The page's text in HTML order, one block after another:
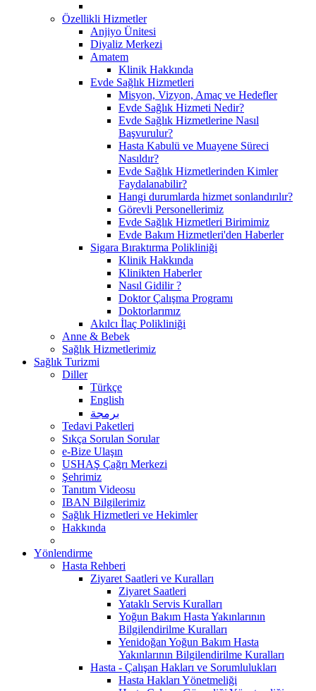
Özellikli Hizmetler
Anjiyo Ünitesi
Diyaliz Merkezi
Amatem
Klinik Hakkında
Evde Sağlık Hizmetleri
Misyon, Vizyon, Amaç ve Hedefler
Evde Sağlık Hizmeti Nedir?
Evde Sağlık Hizmetlerine Nasıl
Başvurulur?
Hasta Kabulü ve Muayene Süreci
Nasıldır?
Evde Sağlık Hizmetlerinden Kimler
Faydalanabilir?
Hangi durumlarda hizmet sonlandırılır?
Görevli Personellerimiz
Evde Sağlık Hizmetleri Birimimiz
Evde Bakım Hizmetleri'den Haberler
Sigara Bıraktırma Polikliniği
Klinik Hakkında
Klinikten Haberler
Nasıl Gidilir ?
Doktor Çalışma Programı
Doktorlarımız
Akılcı İlaç Polikliniği
Anne & Bebek
Sağlık Hizmetlerimiz
Sağlık Turizmi
Diller
Türkçe
English
برمجة
Tedavi Paketleri
Sıkça Sorulan Sorular
e-Bize Ulaşın
USHAŞ Çağrı Merkezi
Şehrimiz
Tanıtım Videosu
IBAN Bilgilerimiz
Sağlık Hizmetleri ve Hekimler
Hakkında
Yönlendirme
Hasta Rehberi
Ziyaret Saatleri ve Kuralları
Ziyaret Saatleri
Yataklı Servis Kuralları
Yoğun Bakım Hasta Yakınlarının
Bilgilendirilme Kuralları
Yenidoğan Yoğun Bakım Hasta
Yakınlarının Bilgilendirilme Kuralları
Hasta - Çalışan Hakları ve Sorumlulukları
Hasta Hakları Yönetmeliği